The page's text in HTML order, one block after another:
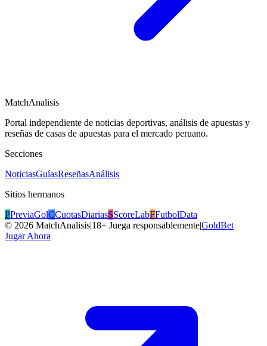
MatchAnalisis
Portal independiente de noticias deportivas, análisis de apuestas y
reseñas de casas de apuestas para el mercado peruano.
Secciones
NoticiasGuíasReseñasAnálisis
Sitios hermanos
PPreviaGolCCuotasDiariasSScoreLabFFutbolData
© 2026 MatchAnalisis|18+ Juega responsablemente|GoldBet
Jugar Ahora